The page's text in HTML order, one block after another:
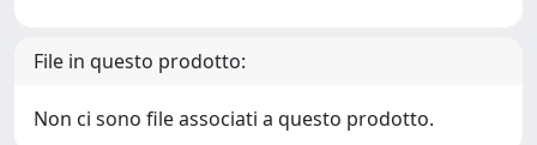
File in questo prodotto:
Non ci sono file associati a questo prodotto.